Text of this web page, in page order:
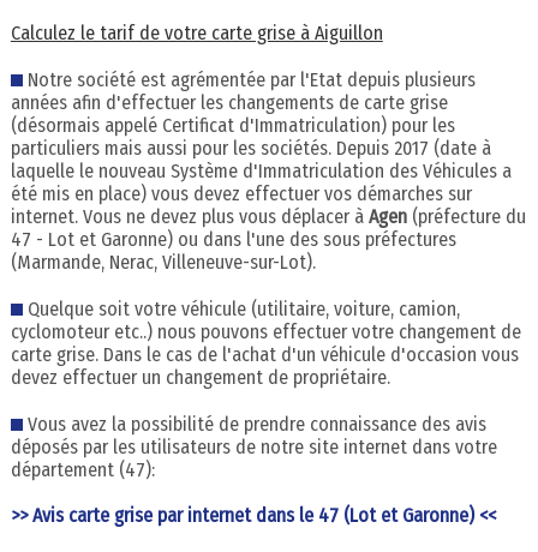
Calculez le tarif de votre carte grise à Aiguillon
Notre société est agrémentée par l'Etat depuis plusieurs
années afin d'effectuer les changements de carte grise
(désormais appelé Certificat d'Immatriculation) pour les
particuliers mais aussi pour les sociétés. Depuis 2017 (date à
laquelle le nouveau Système d'Immatriculation des Véhicules a
été mis en place) vous devez effectuer vos démarches sur
internet. Vous ne devez plus vous déplacer à Agen(préfecture du
47 - Lot et Garonne) ou dans l'une des sous préfectures
(Marmande, Nerac, Villeneuve-sur-Lot).
Quelque soit votre véhicule (utilitaire, voiture, camion,
cyclomoteur etc..) nous pouvons effectuer votre changement de
carte grise. Dans le cas de l'achat d'un véhicule d'occasion vous
devez effectuer un changement de propriétaire.
Vous avez la possibilité de prendre connaissance des avis
déposés par les utilisateurs de notre site internet dans votre
département (47):
>> Avis carte grise par internet dans le 47 (Lot et Garonne) <<